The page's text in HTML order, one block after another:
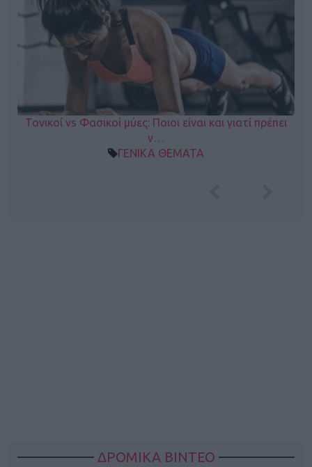
Τονικοί vs Φασικοί μύες: Ποιοι είναι και γιατί πρέπει
ν…
ΓΕΝΙΚΑ ΘΕΜΑΤΑ
ΔΡΟΜΙΚΑ ΒΙΝΤΕΟ